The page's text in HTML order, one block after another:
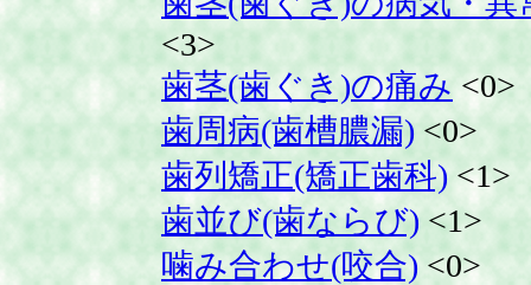
<3>
歯茎(歯ぐき)の痛み<0>
歯周病(歯槽膿漏) <0>
歯列矯正(矯正歯科) <1>
歯並び(歯ならび) <1>
噛み合わせ(咬合) <0>